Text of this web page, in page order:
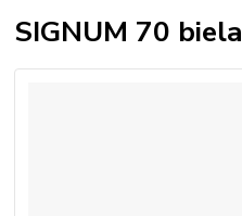
SIGNUM 70 biela